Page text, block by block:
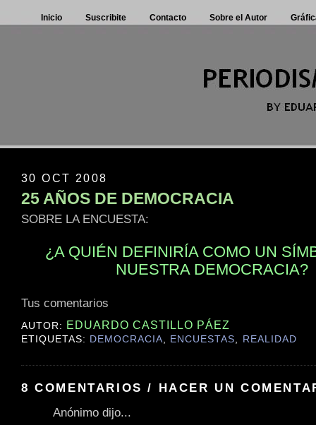
Inicio Suscribite Contacto Sobre el Autor
30 OCT 2008
25 AÑOS DE DEMOCRACIA
SOBRE LA ENCUESTA:
¿A QUIÉN DEFINIRÍA COMO UN
NUESTRA DEMOCRACIA?
Tus comentarios
AUTOR: EDUARDO CASTILLO PÁEZ
ETIQUETAS: DEMOCRACIA, ENCUESTAS, REALIDAD
8 COMENTARIOS / HACER UN
Anónimo dijo...